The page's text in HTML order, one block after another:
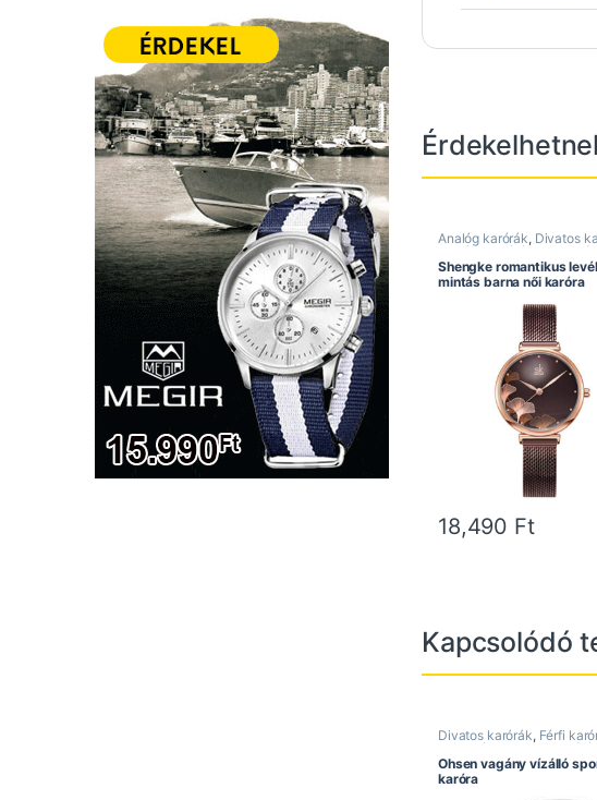
Analóg karórák, Divatos
Elegáns karórák
Női
Rozsdamentes szíj,
Shengke romantikus levél
mintás barna női karóra
18,490 Ft
Kapcsolódó
Divatos karórák, Férfi
Ohsen óra
Sportos karórák
Vízálló karórák
Ohsen vagány vízálló
karóra